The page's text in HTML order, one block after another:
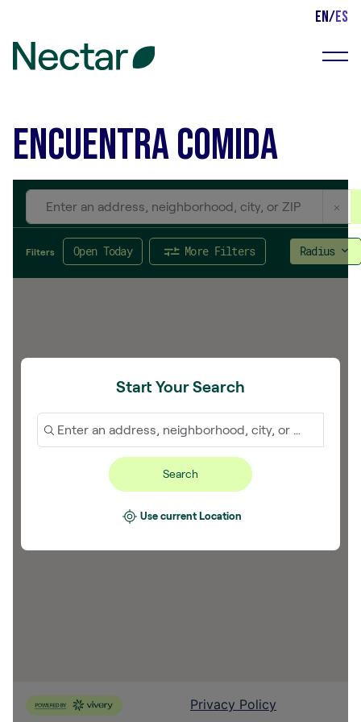
EN/ES
Menu
Encuentra Comida